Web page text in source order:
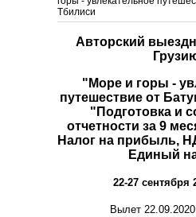
Тбилиси
Авторский
"Море и горы -
путешествие от
"Подготовка и
отчетности за 9
Налог на прибыль,
Единый
22-27 сентября
Вылет